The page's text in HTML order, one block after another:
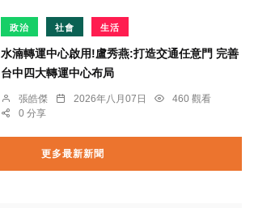
政治 社會 生活
水湳轉運中心啟用!盧秀燕:打造交通任意門 完善
台中四大轉運中心布局
張皓傑 2026年八月07日
460 觀看
0 分享
更多最新新聞